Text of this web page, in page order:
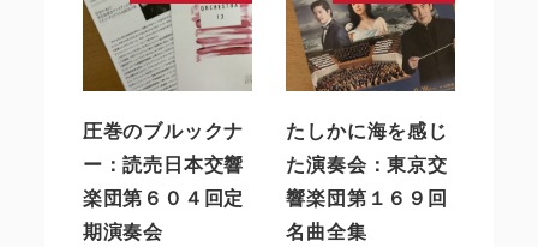
圧巻のブルックナ
ー：読売日本交響
楽団第６０４回定
期演奏会
たしかに海を感じ
た演奏会：東京交
響楽団第１６９回
名曲全集